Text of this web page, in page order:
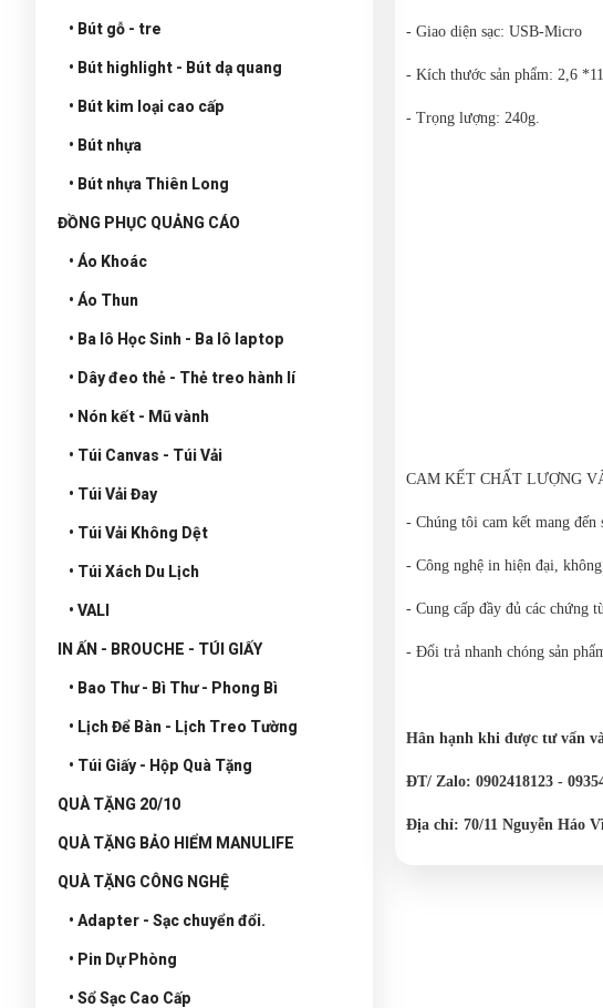
• Bút gỗ - tre
• Bút highlight - Bút dạ quang
• Bút kim loại cao cấp
• Bút nhựa
• Bút nhựa Thiên Long
ĐỒNG PHỤC QUẢNG CÁO
• Áo Khoác
• Áo Thun
• Ba lô Học Sinh - Ba lô laptop
• Dây đeo thẻ - Thẻ treo hành lí
• Nón kết - Mũ vành
• Túi Canvas - Túi Vải
• Túi Vải Đay
• Túi Vải Không Dệt
• Túi Xách Du Lịch
• VALI
IN ẤN - BROUCHE - TÚI GIẤY
• Bao Thư - Bì Thư - Phong Bì
• Lịch Để Bàn - Lịch Treo Tường
• Túi Giấy - Hộp Quà Tặng
QUÀ TẶNG 20/10
QUÀ TẶNG BẢO HIỂM MANULIFE
QUÀ TẶNG CÔNG NGHỆ
• Adapter - Sạc chuyển đổi.
• Pin Dự Phòng
• Sổ Sạc Cao Cấp
- Giao diện sạc: USB-Micro
- Kích thước sản phẩm: 2,6
- Trọng lượng: 240g.
CAM KẾT CHẤT LƯỢNG
- Chúng tôi cam kết mang đến
- Công nghệ in hiện đại,
- Cung cấp đầy đủ các chứng
- Đổi trả nhanh chóng sản
Hân hạnh khi được tư vấn
ĐT/ Zalo: 0902418123 -
Địa chỉ: 70/11 Nguyễn Háo